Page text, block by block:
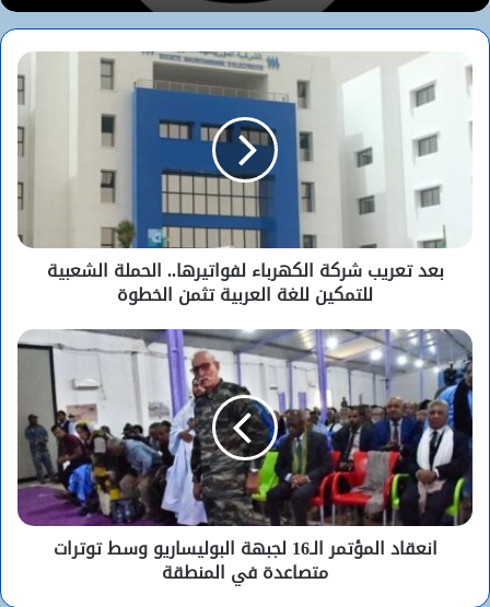
بعد تعريب شركة الكهرباء لفواتيرها.. الحملة الشعبية
للتمكين للغة العربية تثمن الخطوة
انعقاد المؤتمر الـ16 لجبهة البوليساريو وسط توترات
متصاعدة في المنطقة